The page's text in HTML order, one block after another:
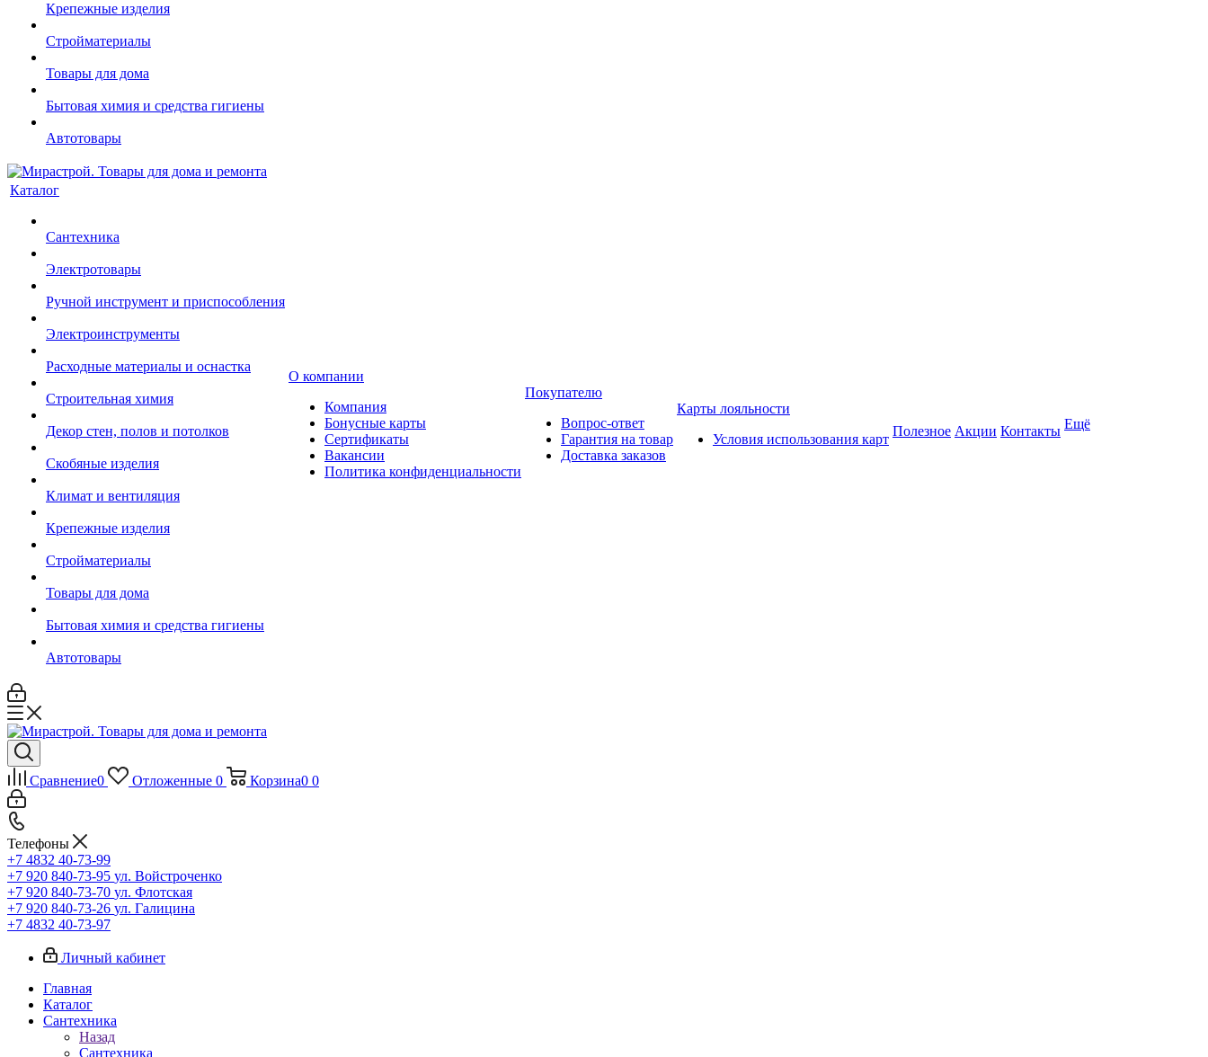
Крепежные изделия
Стройматериалы
Товары для дома
Бытовая химия и средства гигиены
Автотовары
Каталог
Сантехника
Электротовары
Ручной инструмент и приспособления
Электроинструменты
Расходные материалы и оснастка
Строительная химия
Декор стен, полов и потолков
Скобяные изделия
Климат и вентиляция
Крепежные изделия
Стройматериалы
Товары для дома
Бытовая химия и средства гигиены
Автотовары
О компании
Компания
Бонусные карты
Сертификаты
Вакансии
Политика конфиденциальности
Покупателю
Вопрос-ответ
Гарантия на товар
Доставка заказов
Карты лояльности
Условия использования карт
Полезное Акции Контакты Ещё
Сравнение0 Отложенные 0 Корзина0 0
Телефоны
+7 4832 40-73-99
+7 920 840-73-95 ул. Войстроченко
+7 920 840-73-70 ул. Флотская
+7 920 840-73-26 ул. Галицина
+7 4832 40-73-97
Личный кабинет
Главная
Каталог
Сантехника
Назад
Сантехника